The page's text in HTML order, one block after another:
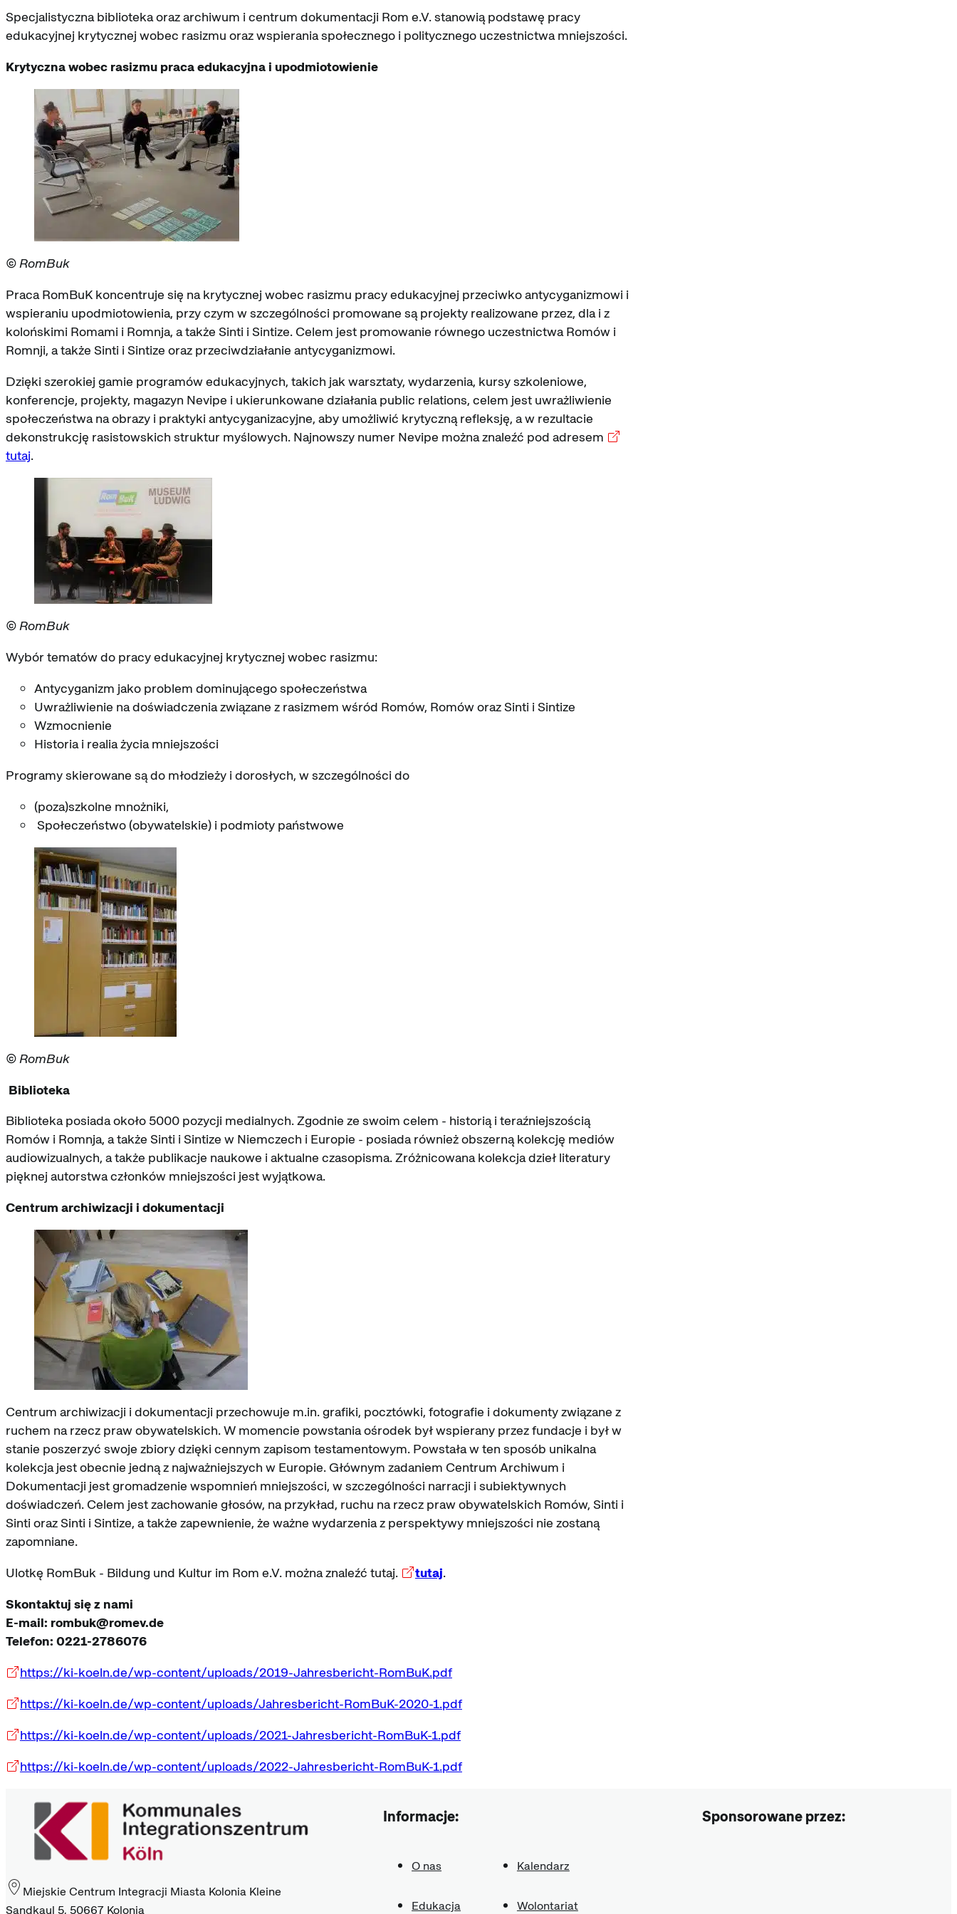
Specjalistyczna biblioteka oraz archiwum i centrum dokumentacji Rom e.V. stanowią podstawę pracy
edukacyjnej krytycznej wobec rasizmu oraz wspierania społecznego i politycznego uczestnictwa mniejszości.
Krytyczna wobec rasizmu praca edukacyjna i upodmiotowienie
© RomBuk
Praca RomBuK koncentruje się na krytycznej wobec rasizmu pracy edukacyjnej przeciwko antycyganizmowi i
wspieraniu upodmiotowienia, przy czym w szczególności promowane są projekty realizowane przez, dla i z
kolońskimi Romami i Romnja, a także Sinti i Sintize. Celem jest promowanie równego uczestnictwa Romów i
Romnji, a także Sinti i Sintize oraz przeciwdziałanie antycyganizmowi.
Dzięki szerokiej gamie programów edukacyjnych, takich jak warsztaty, wydarzenia, kursy szkoleniowe,
konferencje, projekty, magazyn Nevipe i ukierunkowane działania public relations, celem jest uwrażliwienie
społeczeństwa na obrazy i praktyki antycyganizacyjne, aby umożliwić krytyczną refleksję, a w rezultacie
dekonstrukcję rasistowskich struktur myślowych. Najnowszy numer Nevipe można znaleźć pod adresem
tutaj.
© RomBuk
Wybór tematów do pracy edukacyjnej krytycznej wobec rasizmu:
Antycyganizm jako problem dominującego społeczeństwa
Uwrażliwienie na doświadczenia związane z rasizmem wśród Romów, Romów oraz Sinti i Sintize
Wzmocnienie
Historia i realia życia mniejszości
Programy skierowane są do młodzieży i dorosłych, w szczególności do
(poza)szkolne mnożniki,
Społeczeństwo (obywatelskie) i podmioty państwowe
© RomBuk
Biblioteka
Biblioteka posiada około 5000 pozycji medialnych. Zgodnie ze swoim celem - historią i teraźniejszością
Romów i Romnja, a także Sinti i Sintize w Niemczech i Europie - posiada również obszerną kolekcję mediów
audiowizualnych, a także publikacje naukowe i aktualne czasopisma. Zróżnicowana kolekcja dzieł literatury
pięknej autorstwa członków mniejszości jest wyjątkowa.
Centrum archiwizacji i dokumentacji
Centrum archiwizacji i dokumentacji przechowuje m.in. grafiki, pocztówki, fotografie i dokumenty związane z
ruchem na rzecz praw obywatelskich. W momencie powstania ośrodek był wspierany przez fundacje i był w
stanie poszerzyć swoje zbiory dzięki cennym zapisom testamentowym. Powstała w ten sposób unikalna
kolekcja jest obecnie jedną z najważniejszych w Europie. Głównym zadaniem Centrum Archiwum i
Dokumentacji jest gromadzenie wspomnień mniejszości, w szczególności narracji i subiektywnych
doświadczeń. Celem jest zachowanie głosów, na przykład, ruchu na rzecz praw obywatelskich Romów, Sinti i
Sinti oraz Sinti i Sintize, a także zapewnienie, że ważne wydarzenia z perspektywy mniejszości nie zostaną
zapomniane.
Ulotkę RomBuk - Bildung und Kultur im Rom e.V. można znaleźć tutaj.
tutaj.
Skontaktuj się z nami
E-mail: rombuk@romev.de
Telefon: 0221-2786076
https://ki-koeln.de/wp-content/uploads/2019-Jahresbericht-RomBuK.pdf
https://ki-koeln.de/wp-content/uploads/Jahresbericht-RomBuK-2020-1.pdf
https://ki-koeln.de/wp-content/uploads/2021-Jahresbericht-RomBuK-1.pdf
https://ki-koeln.de/wp-content/uploads/2022-Jahresbericht-RomBuK-1.pdf
Miejskie Centrum Integracji Miasta Kolonia Kleine
Sandkaul 5, 50667 Kolonia
Informacje:
O nas Kalendarz
Edukacja Wolontariat
Sponsorowane przez: